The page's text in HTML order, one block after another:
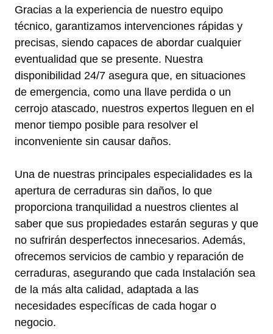
Gracias a la experiencia de nuestro equipo
técnico, garantizamos intervenciones rápidas y
precisas, siendo capaces de abordar cualquier
eventualidad que se presente. Nuestra
disponibilidad 24/7 asegura que, en situaciones
de emergencia, como una llave perdida o un
cerrojo atascado, nuestros expertos lleguen en el
menor tiempo posible para resolver el
inconveniente sin causar daños.
Una de nuestras principales especialidades es la
apertura de cerraduras sin daños, lo que
proporciona tranquilidad a nuestros clientes al
saber que sus propiedades estarán seguras y que
no sufrirán desperfectos innecesarios. Además,
ofrecemos servicios de cambio y reparación de
cerraduras, asegurando que cada Instalación sea
de la más alta calidad, adaptada a las
necesidades específicas de cada hogar o
negocio.